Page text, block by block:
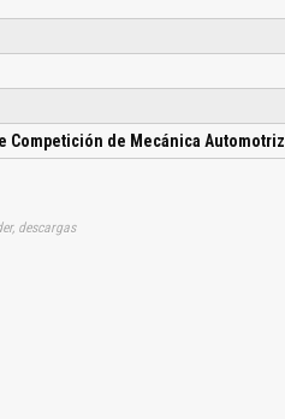
Competición de Mecánica Automotriz
descargas